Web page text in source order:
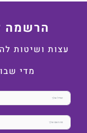
הרשמה
עצות ושיטות
מדי